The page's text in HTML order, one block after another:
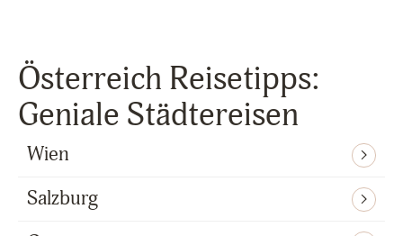
Österreich Reisetipps:
Geniale Städtereisen
Wien
Salzburg